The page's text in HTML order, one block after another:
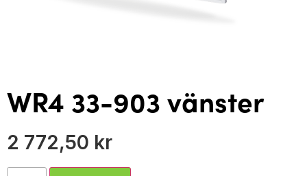
WR4 33-903 vänster
2 772,50 kr